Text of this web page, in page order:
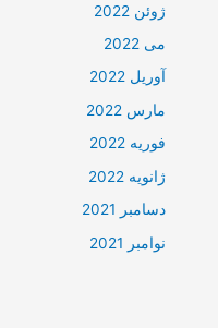
ژوئن 2022
می 2022
آوریل 2022
مارس 2022
فوریه 2022
ژانویه 2022
دسامبر 2021
نوامبر 2021